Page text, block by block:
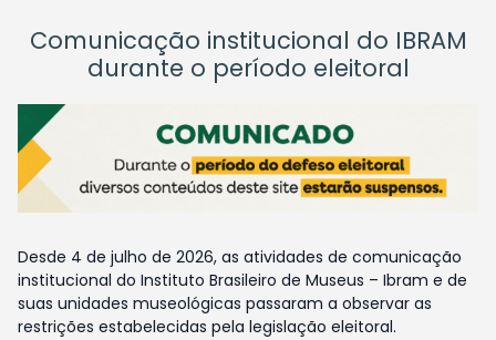
Comunicação institucional do IBRAM
durante o período eleitoral
Desde 4 de julho de 2026, as atividades de comunicação
institucional do Instituto Brasileiro de Museus – Ibram e de
suas unidades museológicas passaram a observar as
restrições estabelecidas pela legislação eleitoral.